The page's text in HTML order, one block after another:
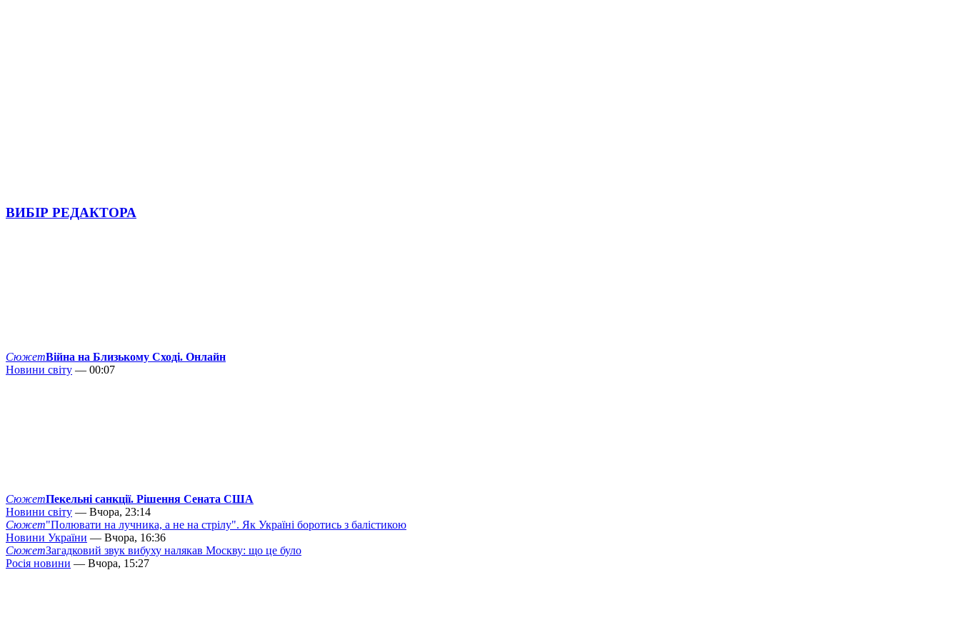
ВИБІР РЕДАКТОРА
СюжетВійна на Близькому Сході. Онлайн
Новини світу — 00:07
СюжетПекельні санкції. Рішення Сената США
Новини світу — Вчора, 23:14
Сюжет"Полювати на лучника, а не на стрілу". Як Україні боротись з балістикою
Новини України — Вчора, 16:36
СюжетЗагадковий звук вибуху налякав Москву: що це було
Росія новини — Вчора, 15:27